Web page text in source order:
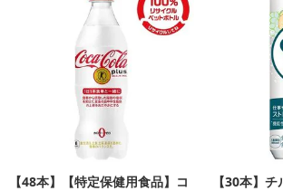
【48本】【特定保健用食品】コ
【30本】